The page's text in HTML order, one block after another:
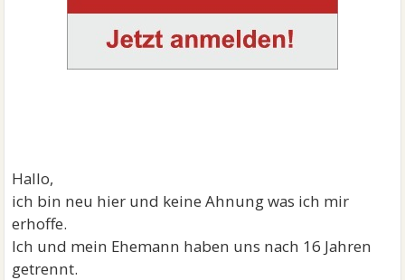
Hallo,
ich bin neu hier und keine Ahnung was ich mir
erhoffe.
Ich und mein Ehemann haben uns nach 16 Jahren
getrennt.